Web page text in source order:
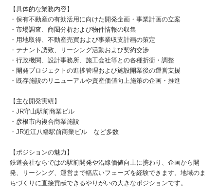
【具体的な業務内容】
・保有不動産の有効活用に向けた開発企画・事業計画の立案
・市場調査、商圏分析および物件情報の収集
・用地取得、不動産売買および事業収支計画の策定
・テナント誘致、リーシング活動および契約交渉
・行政機関、設計事務所、施工会社等との各種折衝・調整
・開発プロジェクトの進捗管理および施設開業後の運営支援
・既存施設のリニューアルや資産価値向上施策の企画・推進
【主な開発実績】
・JR守山駅前商業ビル
・彦根市内複合商業施設
・JR近江八幡駅前商業ビル など多数
【ポジションの魅力】
鉄道会社ならではの駅前開発や沿線価値向上に携わり、企画から開
発、リーシング、運営まで幅広いフェーズを経験できます。地域のま
ちづくりに直接貢献できるやりがいの大きなポジションです。